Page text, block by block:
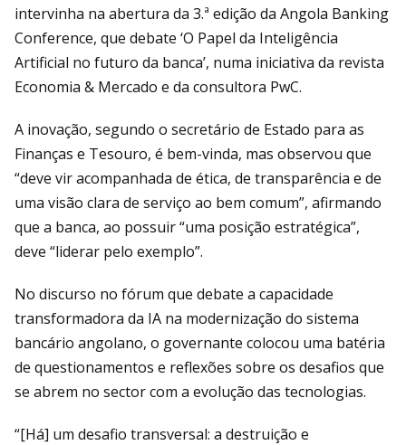
intervinha na abertura da 3.ª edição da Angola Banking
Conference, que debate ‘O Papel da Inteligência
Artificial no futuro da banca’, numa iniciativa da revista
Economia & Mercado e da consultora PwC.
A inovação, segundo o secretário de Estado para as
Finanças e Tesouro, é bem-vinda, mas observou que
“deve vir acompanhada de ética, de transparência e de
uma visão clara de serviço ao bem comum”, afirmando
que a banca, ao possuir “uma posição estratégica”,
deve “liderar pelo exemplo”.
No discurso no fórum que debate a capacidade
transformadora da IA na modernização do sistema
bancário angolano, o governante colocou uma batéria
de questionamentos e reflexões sobre os desafios que
se abrem no sector com a evolução das tecnologias.
“[Há] um desafio transversal: a destruição e